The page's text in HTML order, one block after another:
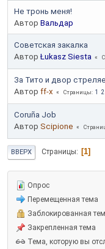
Не тронь меня!
Автор Вальдар
Советская закалка
Автор Łukasz Siesta
За Тито и двор
Автор ff-x Страницы 1 2
Coruña Job
Автор Scipione
ВВЕРХ Страницы 1
Опрос
Перемещенная тема
Заблокированная
Закрепленная тема
Тема, которую вы